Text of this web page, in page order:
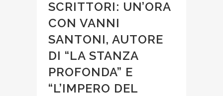
SCRITTORI: UN’ORA
CON VANNI
SANTONI, AUTORE
DI “LA STANZA
PROFONDA” E
“L’IMPERO DEL